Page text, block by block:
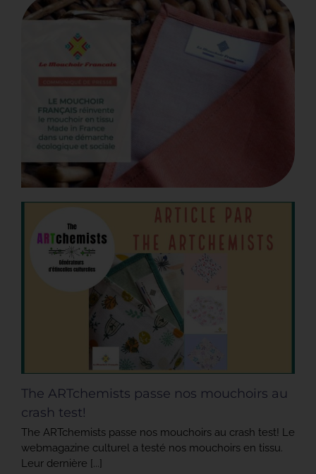
The ARTchemists passe nos mouchoirs au
crash test!
The ARTchemists passe nos mouchoirs au crash test! Le
webmagazine culturel a testé nos mouchoirs en tissu.
Leur dernière [...]